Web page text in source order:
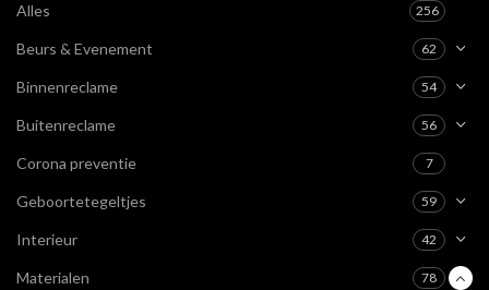
Alles 256
Beurs & Evenement 62
Binnenreclame 54
Buitenreclame 56
Corona preventie 7
Geboortetegeltjes 59
Interieur 42
Materialen 78